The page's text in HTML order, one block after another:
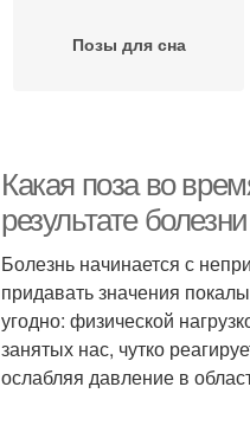
Позы для сна
Какая поза во
результате болезни
Болезнь начинается с
придавать значения
угодно: физической
занятых нас, чутко
ослабляя давление в